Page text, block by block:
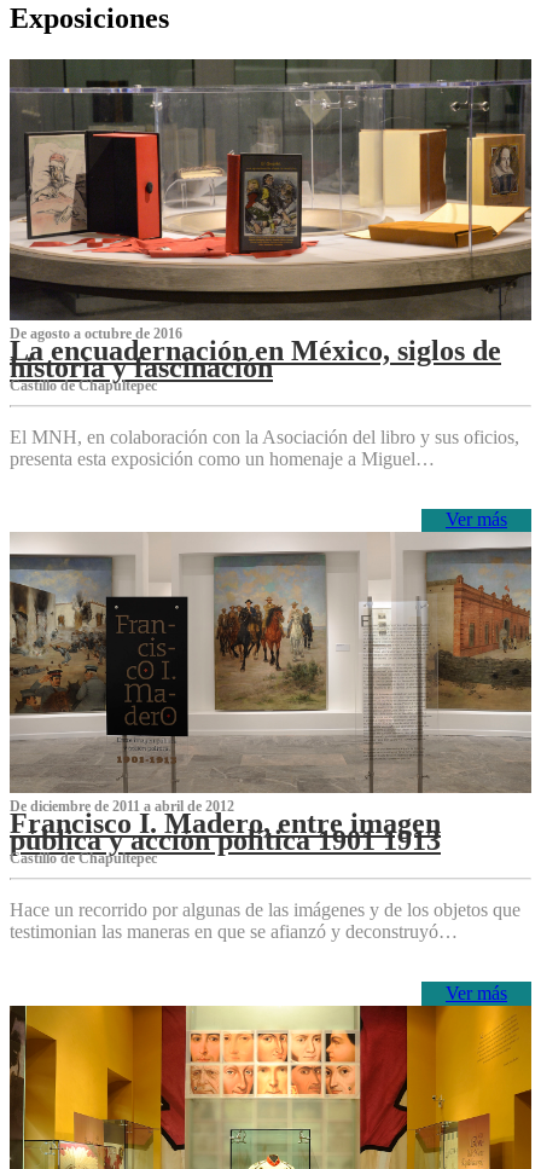
Exposiciones
De agosto a octubre de 2016
La encuadernación en México, siglos de
historia y fascinación
Castillo de Chapultepec
El MNH, en colaboración con la Asociación del libro y sus oficios,
presenta esta exposición como un homenaje a Miguel…
Ver más
De diciembre de 2011 a abril de 2012
Francisco I. Madero, entre imagen
pública y acción política 1901 1913
Castillo de Chapultepec
Hace un recorrido por algunas de las imágenes y de los objetos que
testimonian las maneras en que se afianzó y deconstruyó…
Ver más